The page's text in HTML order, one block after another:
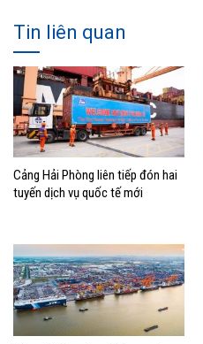
Tin liên quan
Cảng Hải Phòng liên tiếp đón hai
tuyến dịch vụ quốc tế mới